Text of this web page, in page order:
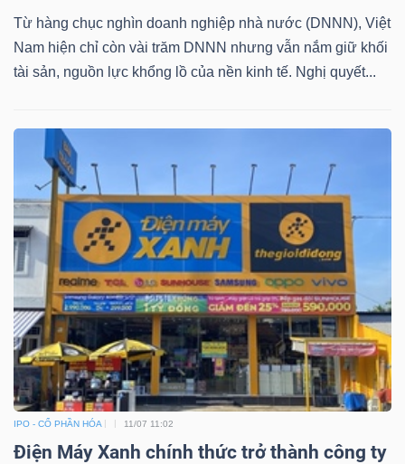
Từ hàng chục nghìn doanh nghiệp nhà nước (DNNN), Việt
Nam hiện chỉ còn vài trăm DNNN nhưng vẫn nắm giữ khối
tài sản, nguồn lực khổng lồ của nền kinh tế. Nghị quyết...
IPO - CỔ PHẦN HÓA 11/07 11:02
Điện Máy Xanh chính thức trở thành công ty